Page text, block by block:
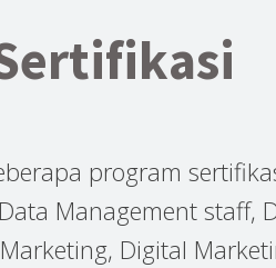
program
Management staff,
Digital